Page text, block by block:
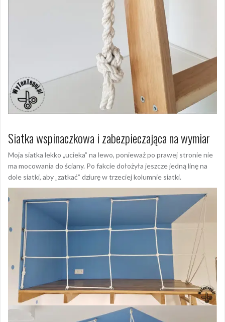
Siatka wspinaczkowa i zabezpieczająca na wymiar
Moja siatka lekko „ucieka” na lewo, ponieważ po prawej stronie nie
ma mocowania do ściany. Po fakcie dołożyła jeszcze jedną linę na
dole siatki, aby „zatkać” dziurę w trzeciej kolumnie siatki.